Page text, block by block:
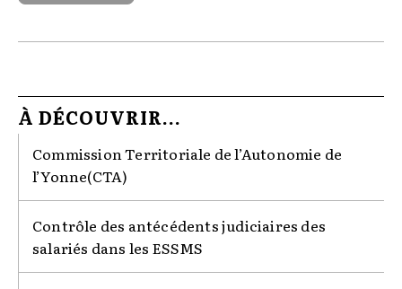
À DÉCOUVRIR...
Commission Territoriale de l’Autonomie de
l’Yonne(CTA)
Contrôle des antécédents judiciaires des
salariés dans les ESSMS